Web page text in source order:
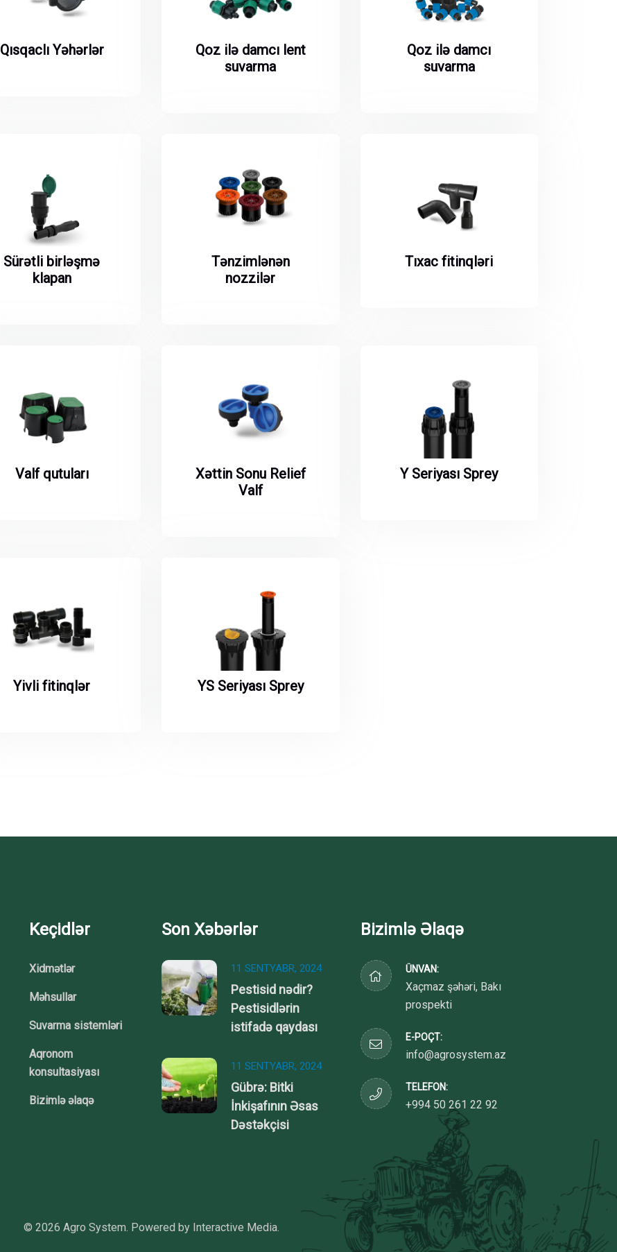
Qısqaclı Yəhərlər
Qoz ilə damcı lent
suvarma
Qoz ilə damcı
suvarma
Sürətli birləşmə
klapan
Tənzimlənən
nozzilər
Tıxac fitinqləri
Valf qutuları
Xəttin Sonu Relief
Valf
Y Seriyası Sprey
Yivli fitinqlər YS Seriyası Sprey
Keçidlər
Xidmətlər
Məhsullar
Suvarma sistemləri
Aqronom
konsultasiyası
Bizimlə əlaqə
Son Xəbərlər
11 SENTYABR, 2024
Pestisid nədir?
Pestisidlərin
istifadə qaydası
11 SENTYABR, 2024
Gübrə: Bitki
İnkişafının Əsas
Dəstəkçisi
Bizimlə Əlaqə
ÜNVAN:
Xaçmaz şəhəri, Bakı
prospekti
E-POÇT:
info@agrosystem.az
TELEFON:
+994 50 261 22 92
© 2026 Agro System. Powered by Interactive Media.